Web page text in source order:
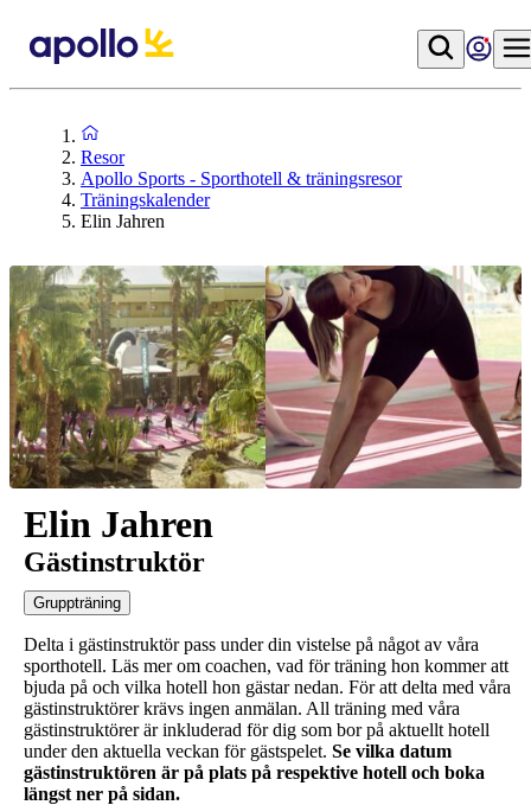
Resor
Apollo Sports - Sporthotell & träningsresor
Träningskalender
Elin Jahren
Elin Jahren
Gästinstruktör
Gruppträning
Delta i gästinstruktör pass under din vistelse på något av våra
sporthotell. Läs mer om coachen, vad för träning hon kommer att
bjuda på och vilka hotell hon gästar nedan. För att delta med våra
gästinstruktörer krävs ingen anmälan. All träning med våra
gästinstruktörer är inkluderad för dig som bor på aktuellt hotell
under den aktuella veckan för gästspelet. Se vilka datum
gästinstruktören är på plats på respektive hotell och boka
längst ner på sidan.